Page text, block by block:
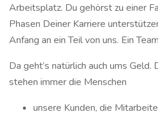
Arbeitsplatz. Du gehörst zu einer
Phasen Deiner Karriere
Anfang an ein Teil von uns. Ein
Da geht’s natürlich auch ums
stehen immer die Menschen
unsere Kunden, die